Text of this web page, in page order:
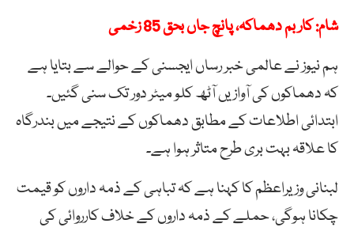
شام: کار بم دھماکہ، پانچ جاں بحق 85 زخمی
ہم نیوز نے عالمی خبر رساں ایجسنی کے حوالے سے بتایا ہے
کہ دھماکوں کی آوازیں آٹھ کلو میٹر دور تک سنی گئیں۔
ابتدائی اطلاعات کے مطابق دھماکوں کے نتیجے میں بندرگاہ
کا علاقہ بہت بری طرح متاثر ہوا ہے۔
لبنانی وزیراعظم کا کہنا ہے کہ تباہی کے ذمہ داروں کو قیمت
چکانا ہوگی، حملے کے ذمہ داروں کے خلاف کارروائی کی